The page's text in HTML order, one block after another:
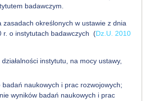
badawczym.
zasadach określonych w ustawie z dnia
r. o instytutach badawczych (Dz.U. 2010
instytutu, na mocy ustawy,
badań naukowych i prac rozwojowych;
wyników badań naukowych i prac